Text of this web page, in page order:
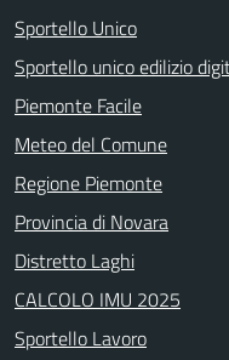
Sportello Unico
Sportello unico edilizio
Piemonte Facile
Meteo del Comune
Regione Piemonte
Provincia di Novara
Distretto Laghi
CALCOLO IMU 2025
Sportello Lavoro